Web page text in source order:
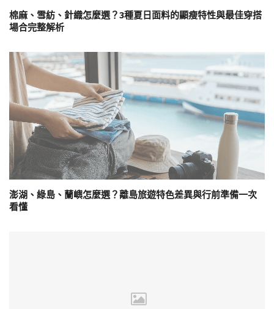
棉麻、雪紡、針織怎麼選？3種夏日面料的顯瘦特性與最佳穿搭
場合完整解析
澎湖、綠島、蘭嶼怎麼選？離島旅遊特色差異與行前準備一次
看懂